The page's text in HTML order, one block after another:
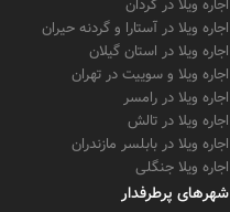
اجاره ویلا در کردان
اجاره ویلا در آستارا و گردنه حیران
اجاره ویلا در استان گیلان
اجاره ویلا و سوییت در تهران
اجاره ویلا در رامسر
اجاره ویلا در تالش
اجاره ویلا در بابلسر مازندران
اجاره ویلا جنگلی
شهرهای پرطرفدار